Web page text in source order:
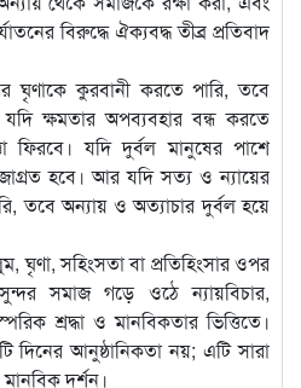
বিরুদ্ধে ঐক্যবদ্ধ তীব্র প্রতিবাদ
ঘৃণাকে কুরবানী করতে পারি, তবে
যদি ক্ষমতার অপব্যবহার বন্ধ করতে
ফিরবে। যদি দুর্বল মানুষের পাশে
হবে। আর যদি সত্য ও ন্যায়ের
তবে অন্যায় ও অত্যাচার দুর্বল হয়ে
সহিংসতা বা প্রতিহিংসার ওপর
সমাজ গড়ে ওঠে ন্যায়বিচার,
শ্রদ্ধা ও মানবিকতার ভিত্তিতে।
দিনের আনুষ্ঠানিকতা নয়; এটি সারা
দর্শন।